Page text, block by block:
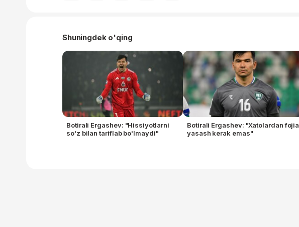
Shuningdek o'qing
Botirali Ergashev: "Hissiyotlarni
so'z bilan tariflab bo'lmaydi"
Botirali Ergashev: "Xatolardan fojia
yasash kerak emas"